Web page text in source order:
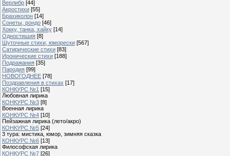
Верлибр [44]
Акростихи [55]
Брахиколон [14]
Сонеты, рондо [46]
Хокку, танка, хайку [14]
Одностишия [8]
Шуточные стихи, юморески [567]
Сатирические стихи [83]
Иронические стихи [188]
Подражания [35]
Пародия [99]
НОВОГОДНЕЕ [78]
Поздравления в стихах [17]
КОНКУРС №1 [15]
Любовная лирика
КОНКУРС №3 [8]
Военная лирика
КОНКУРС №4 [10]
Пейзажная лирика (лето/акро)
КОНКУРС №5 [24]
3 тура: мистика, юмор, зимняя сказка
КОНКУРС №6 [13]
Философская лирика
КОНКУРС №7 [26]